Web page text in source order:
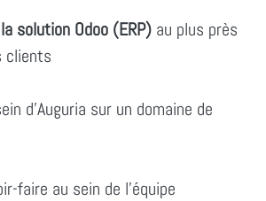
solution Odoo (ERP) au plus près
clients
d'Auguria sur un domaine de
faire au sein de l'équipe